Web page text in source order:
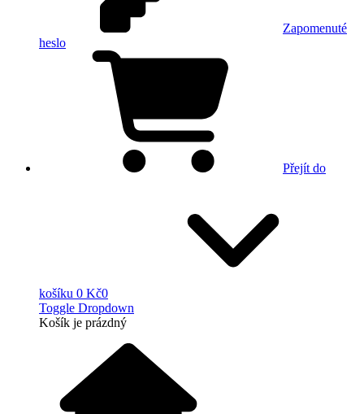
Zapomenuté
heslo
Přejít do
košíku 0 Kč0
Toggle Dropdown
Košík je prázdný